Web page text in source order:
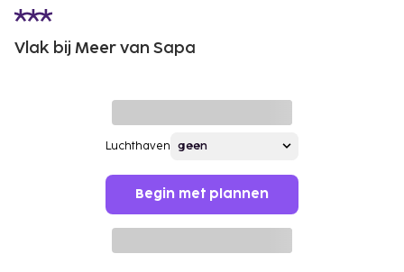
Vlak bij Meer van Sapa
Luchthaven
Begin met plannen